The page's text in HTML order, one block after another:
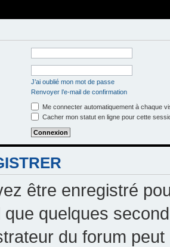
J’ai oublié mon mot de passe
Renvoyer l’e-mail de confirmation
Me connecter automatiquement à chaque
Cacher mon statut en ligne pour cette
être enregistré
que quelques
du forum